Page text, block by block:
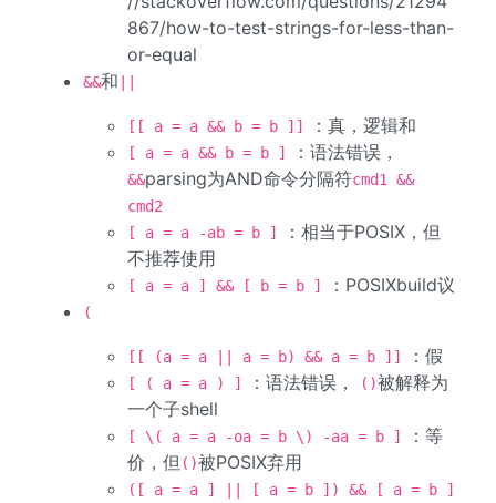
867/how-to-test-strings-for-less-than-
or-equal
&&和
[[ a = a && b = b ]] ：真，逻辑和
[ a = a && b = b ] ：语法错误，
&&parsing为AND命令分隔符cmd1 &&
cmd2
[ a = a -ab = b ]
：相当于POSIX，但
不推荐使用
[ a = a ] && [ b = b ] ：POSIXbuild议
(
[[ (a = a || a = b) && a = b ]] ：假
[ ( a = a ) ] ：语法错误， ()被解释为
一个子shell
[ \( a = a -oa = b \) -aa = b ]
：等
价，但 ()被POSIX弃用
([ a = a ] || [ a = b ]) && [ a = b ]